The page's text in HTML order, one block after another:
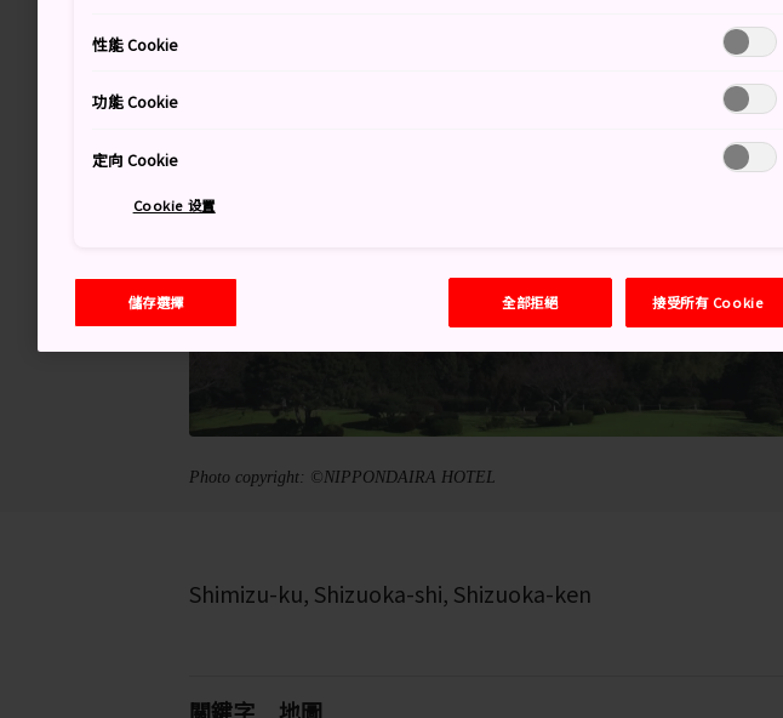
Photo copyright: ©NIPPONDAIRA HOTEL
Shimizu-ku, Shizuoka-shi, Shizuoka-ken
關鍵字 地圖
性能 Cookie
功能 Cookie
定向 Cookie
Cookie 设置
儲存選擇 全部拒絕 接受所有 Cookie